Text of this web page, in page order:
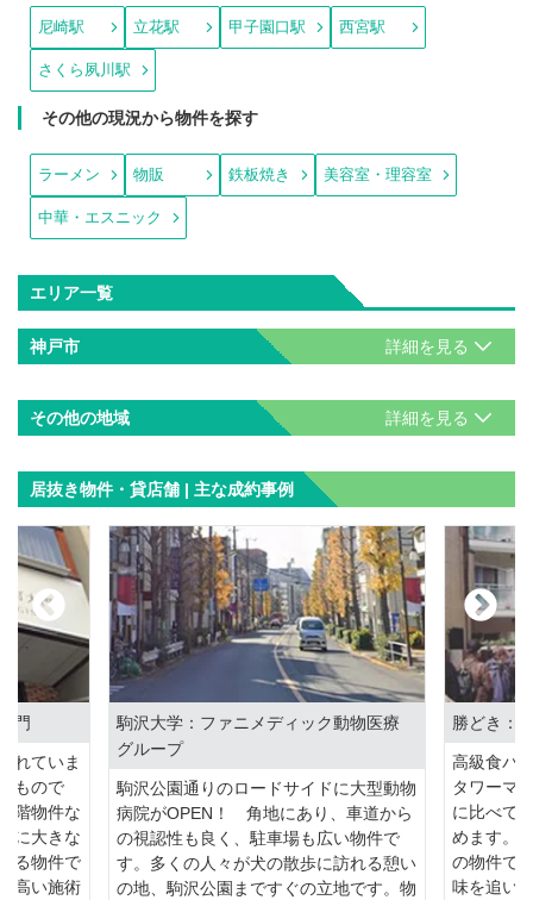
尼崎駅 立花駅 甲子園口駅 西宮駅
さくら夙川駅
その他の現況から物件を探す
ラーメン 物販 鉄板焼き 美容室・理容室
中華・エスニック
エリア一覧
神戸市
その他の地域
居抜き物件・貸店舗 | 主な成約事例
駒沢大学：ファニメディック動物医療
グループ
駒沢公園通りのロードサイドに大型動物
病院がOPEN！ 角地にあり、車道から
の視認性も良く、駐車場も広い物件で
す。多くの人々が犬の散歩に訪れる憩い
の地、駒沢公園まですぐの立地です。物
勝どき：
高級食パ
タワーマ
に比べて
めます。
の物件で
味を追い
門
れていま
もので
階物件な
に大きな
る物件で
高い施術